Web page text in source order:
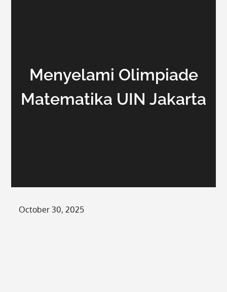
Menyelami Olimpiade
Matematika UIN Jakarta
Posted
October 30, 2025